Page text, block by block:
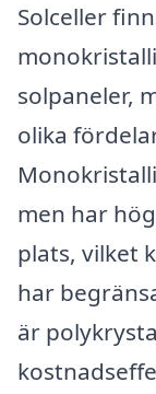
Solceller
solpaneler,
olika
men har
plats, vilket
har
är